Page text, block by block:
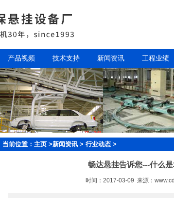
产品视频 技术支持 新闻资讯 工程业绩
当前位置： 主页 >新闻资讯 > 行业动态 >
畅达悬挂告诉您---什么
时间：2017-03-09 来源：